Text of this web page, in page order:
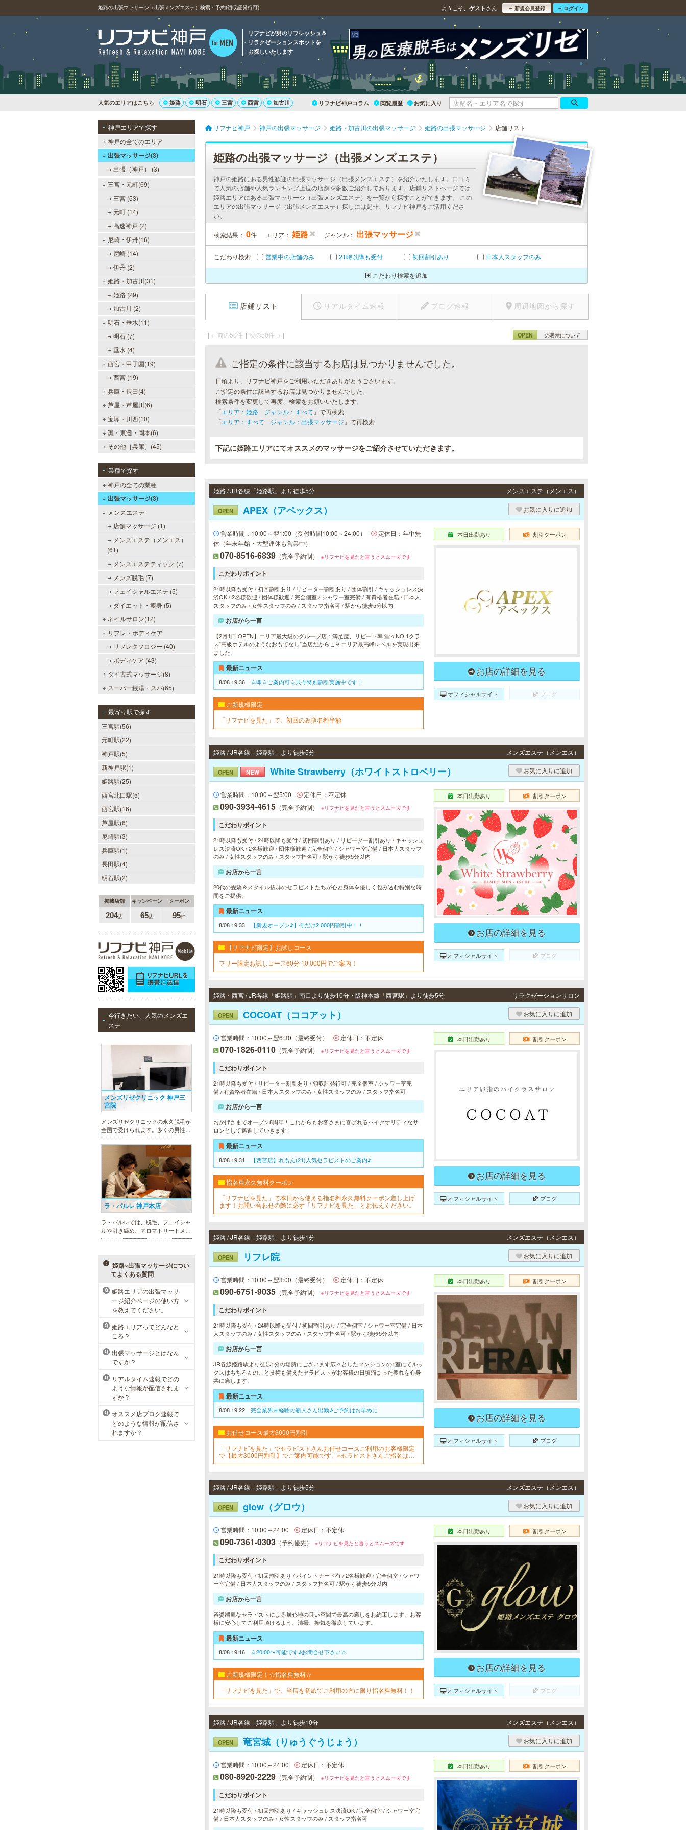
姫路の出張マッサージ（出張メンズエステ）検索・予約(領収証発行可) ようこそ、 ゲスト さん 新規会員登録 ログイン
リフナビが男のリフレッシュ＆
リラクゼーションスポットを
お探しいたします
人気のエリアはこちら 姫路 明石 三宮 西宮 加古川 リフナビ神戸コラム 閲覧履歴 お気に入り
神戸エリアで探す
神戸の全てのエリア
出張マッサージ(3)
出張（神戸） (3)
三宮・元町(69)
三宮 (53)
元町 (14)
高速神戸 (2)
尼崎・伊丹(16)
尼崎 (14)
伊丹 (2)
姫路・加古川(31)
姫路 (29)
加古川 (2)
明石・垂水(11)
明石 (7)
垂水 (4)
西宮・甲子園(19)
西宮 (19)
兵庫・長田(4)
芦屋・芦屋川(6)
宝塚・川西(10)
灘・東灘・岡本(6)
その他［兵庫］(45)
業種で探す
神戸の全ての業種
出張マッサージ(3)
メンズエステ
店舗マッサージ (1)
メンズエステ（メンエス）
(61)
メンズエステティック (7)
メンズ脱毛 (7)
フェイシャルエステ (5)
ダイエット・痩身 (5)
ネイルサロン(12)
リフレ・ボディケア
リフレクソロジー (40)
ボディケア (43)
タイ古式マッサージ(8)
スーパー銭湯・スパ(65)
最寄り駅で探す
三宮駅(56)
元町駅(22)
神戸駅(5)
新神戸駅(1)
姫路駅(25)
西宮北口駅(5)
西宮駅(16)
芦屋駅(6)
尼崎駅(3)
兵庫駅(1)
長田駅(4)
明石駅(2)
掲載店舗 キャンペーン クーポン
204店 65店 95件
今行きたい、人気のメンズエ
ステ
メンズリゼクリニック 神戸三
宮院
メンズリゼクリニックの永久脱毛が
全国で受けられます。多くの男性患
者様にご支持頂き、新宿1院から始
まったメンズリゼクリニックが、現
在では提携院含め全国10院を展開す
るクリニックになりました。
ラ・パルレ 神戸本店
ラ・パルレでは、脱毛、フェイシャ
ルや引き締め、アロマトリートメン
ト、本格的なダイエットコース等、
回限定体験コースも多数取り揃えて
おります。
MEN’S TBC ミント神戸三宮店
メンズTBCは、ヒゲ脱毛やからだ脱
毛、ボディ引き締め、フェイシャル
等、清潔感を保ちたい方や、お手入
れを楽に済ませたい方を全力でサポ
ート致します。各種体験コースもご
用意し、お待ちしております。
姫路×出張マッサージについ
てよくある質問
Q
姫路エリアの出張マッサ
ージ紹介ページの使い方
を教えてください。
Q
姫路エリアってどんなと
ころ？
Q
出張マッサージとはなん
ですか？
Q
リアルタイム速報でどの
ような情報が配信されま
すか？
Q
オススメ店ブログ速報で
どのような情報が配信さ
れますか？
リフナビ神戸 神戸の出張マッサージ 姫路・加古川の出張マッサージ 姫路の出張マッサージ 店舗リスト
姫路の出張マッサージ（出張メンズエステ）
神戸の姫路にある男性歓迎の出張マッサージ（出張メンズエステ）を紹介いたします。口コミ
で人気の店舗や人気ランキング上位の店舗を多数ご紹介しております。店鋪リストページでは
姫路エリアにある出張マッサージ（出張メンズエステ）を一覧から探すことができます。 この
エリアの出張マッサージ（出張メンズエステ）探しには是非、リフナビ神戸をご活用くださ
い。
検索結果： 0件 エリア： 姫路 ジャンル： 出張マッサージ
こだわり検索 営業中の店舗のみ 21時以降も受付 初回割引あり 日本人スタッフのみ
こだわり検索を追加
店鋪リスト リアルタイム速報 ブログ速報 周辺地図から探す
｜ ←前の50件 ｜ 次の50件→ ｜ OPEN の表示について
ご指定の条件に該当するお店は見つかりませんでした。
日頃より、リフナビ神戸をご利用いただきありがとうございます。
ご指定の条件に該当するお店は見つかりませんでした。
検索条件を変更して再度、検索をお願いいたします。
「エリア：姫路 ジャンル：すべて 」で再検索
「エリア：すべて ジャンル：出張マッサージ 」で再検索
下記に姫路エリアにてオススメのマッサージをご紹介させていただきます。
姫路 / JR各線「姫路駅」より徒歩5分 メンズエステ（メンエス）
OPEN APEX（アペックス） お気に入りに追加
営業時間：10:00～翌1:00（受付時間10:00～24:00）
定休日：年中無
休（年末年始・大型連休も営業中）
070-8516-6839 （完全予約制） ※リフナビを見たと言うとスムーズです
こだわりポイント
21時以降も受付 / 初回割引あり / リピーター割引あり / 団体割引 / キャッシュレス決
済OK / 2名様歓迎 / 団体様歓迎 / 完全個室 / シャワー室完備 / 有資格者在籍 / 日本人
スタッフのみ / 女性スタッフのみ / スタッフ指名可 / 駅から徒歩5分以内
お店から一言
【2月1日 OPEN】エリア最大級のグループ店：満足度、リピート率 堂々NO.1クラ
ス”高級ホテルのようなおもてなし”当店だからこそエリア最高峰レベルを実現出来
ました。
最新ニュース
8/08 19:36 ☆即☆ご案内可☆只今特別割引実施中です！
ご新規様限定
「リフナビを見た」で、初回のみ指名料半額
本日出勤あり 割引クーポン
お店の詳細を見る
オフィシャルサイト ブログ
姫路 / JR各線「姫路駅」より徒歩5分 メンズエステ（メンエス）
OPEN NEW White Strawberry（ホワイトストロベリー） お気に入りに追加
営業時間：10:00～翌5:00 定休日：不定休
090-3934-4615 （完全予約制） ※リフナビを見たと言うとスムーズです
こだわりポイント
21時以降も受付 / 24時以降も受付 / 初回割引あり / リピーター割引あり / キャッシュ
レス決済OK / 2名様歓迎 / 団体様歓迎 / 完全個室 / シャワー室完備 / 日本人スタッフ
のみ / 女性スタッフのみ / スタッフ指名可 / 駅から徒歩5分以内
お店から一言
20代の愛嬌＆スタイル抜群のセラピストたちが心と身体を優しく包み込む特別な時
間をご提供。
最新ニュース
8/08 19:33 【新規オープン♪】今だけ2,000円割引中！！
【リフナビ限定】お試しコース
フリー限定お試しコース60分 10,000円でご案内！
本日出勤あり 割引クーポン
お店の詳細を見る
オフィシャルサイト ブログ
姫路・西宮 / JR各線「姫路駅」南口より徒歩10分・阪神本線「西宮駅」より徒歩5分 リラクゼーションサロン
OPEN COCOAT（ココアット） お気に入りに追加
営業時間：10:00～翌6:30（最終受付） 定休日：不定休
070-1826-0110 （完全予約制） ※リフナビを見たと言うとスムーズです
こだわりポイント
21時以降も受付 / リピーター割引あり / 領収証発行可 / 完全個室 / シャワー室完
備 / 有資格者在籍 / 日本人スタッフのみ / 女性スタッフのみ / スタッフ指名可
お店から一言
おかげさまでオープン8周年！これからもお客さまに喜ばれるハイクオリティなサ
ロンとして邁進していきます！
最新ニュース
8/08 19:31 【西宮店】れもん(21)人気セラピストのご案内♪
指名料永久無料クーポン
「リフナビを見た」で本日から使える指名料永久無料クーポン差し上げ
ます！お問い合わせの際に必ず「リフナビを見た」とお伝えください。
本日出勤あり 割引クーポン
お店の詳細を見る
オフィシャルサイト ブログ
姫路 / JR各線「姫路駅」より徒歩1分 メンズエステ（メンエス）
OPEN リフレ院 お気に入りに追加
営業時間：10:00～翌3:00（最終受付） 定休日：不定休
090-6751-9035 （完全予約制） ※リフナビを見たと言うとスムーズです
こだわりポイント
21時以降も受付 / 24時以降も受付 / 初回割引あり / 完全個室 / シャワー室完備 / 日本
人スタッフのみ / 女性スタッフのみ / スタッフ指名可 / 駅から徒歩5分以内
お店から一言
JR各線姫路駅より徒歩1分の場所にございます広々としたマンションの1室にてルッ
クスはもちろんのこと技術も備えたセラピストがお客様の日頃溜まった疲れを心身
共に癒します。
最新ニュース
8/08 19:22 完全業界未経験の新人さん出勤♪ご予約はお早めに
お任せコース最大3000円割引
「リフナビを見た」でセラピストさんお任せコースご利用のお客様限定
で【最大3000円割引】でご案内可能です。※セラピストさんご指名は出
来ません※どの時間帯でもご利用可能です※「お任せコース」でとお伝え
本日出勤あり 割引クーポン
お店の詳細を見る
オフィシャルサイト ブログ
姫路 / JR各線「姫路駅」より徒歩5分 メンズエステ（メンエス）
OPEN glow（グロウ） お気に入りに追加
営業時間：10:00～24:00 定休日：不定休
090-7361-0303 （予約優先） ※リフナビを見たと言うとスムーズです
こだわりポイント
21時以降も受付 / 初回割引あり / ポイントカード有 / 2名様歓迎 / 完全個室 / シャワ
ー室完備 / 日本人スタッフのみ / スタッフ指名可 / 駅から徒歩5分以内
お店から一言
容姿端麗なセラピストによる居心地の良い空間で最高の癒しをお約束します。お客
様に安心してご利用頂けるよう、清掃、換気を徹底しています。
最新ニュース
8/08 19:16 ☆20:00〜可能です♪お問合せ下さい☆
ご新規様限定！☆指名料無料☆
「リフナビを見た」で、当店を初めてご利用の方に限り指名料無料！！
本日出勤あり 割引クーポン
お店の詳細を見る
オフィシャルサイト ブログ
姫路 / JR各線「姫路駅」より徒歩10分 メンズエステ（メンエス）
OPEN 竜宮城（りゅうぐうじょう） お気に入りに追加
営業時間：10:00～24:00 定休日：不定休
080-8920-2229 （完全予約制） ※リフナビを見たと言うとスムーズです
こだわりポイント
21時以降も受付 / 初回割引あり / キャッシュレス決済OK / 完全個室 / シャワー室完
備 / 日本人スタッフのみ / 女性スタッフのみ / スタッフ指名可
本日出勤あり 割引クーポン